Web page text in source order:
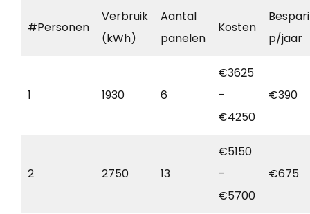
#Personen
Verbruik
(kWh)
Aantal
panelen
Kosten
p/jaar
1 1930 6
€3625
–
€4250
€390
2 2750 13
€5150
–
€5700
€675